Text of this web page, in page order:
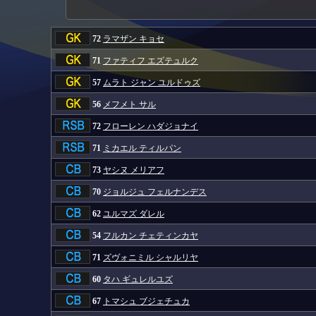
72 ラマザン キョセ
71 ファティフ エズテュルク
57 ムラト ジャン ユルドゥズ
56 メフメト サル
72 フローレン ハダジョナイ
71 ミカエル ティルパン
73 ヤシヌ メリアフ
70 ジョルジュ フェルナンデス
62 ユルマズ ダレル
54 フルカン チェティンカヤ
71 ズヴォニミル シャルリヤ
60 タハ ギュレルユズ
67 トマシュ ブジェチュカ